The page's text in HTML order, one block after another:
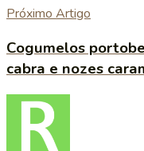
Próximo Artigo
Cogumelos
cabra e nozes